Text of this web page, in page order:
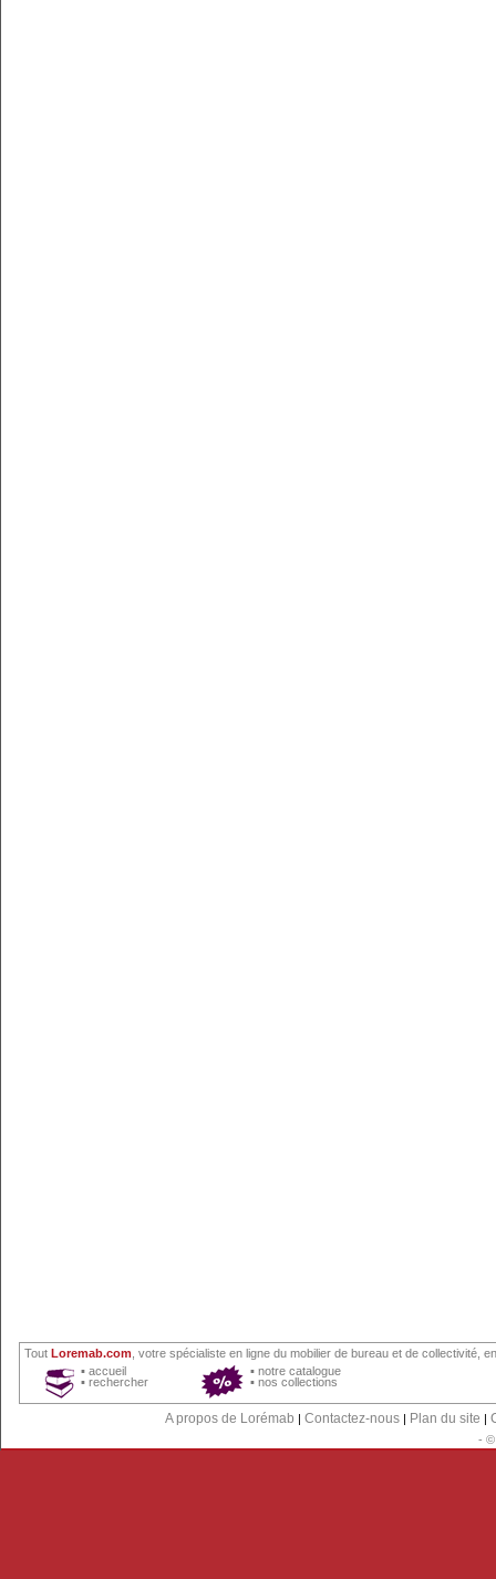
Tout Loremab.com , votre spécialiste en ligne du mobilier de bureau et de collectivité ,
▪ accueil
▪ rechercher
▪ notre catalogue
▪ nos collections
A propos de Lorémab | Contactez-nous | Plan du site |
- ©